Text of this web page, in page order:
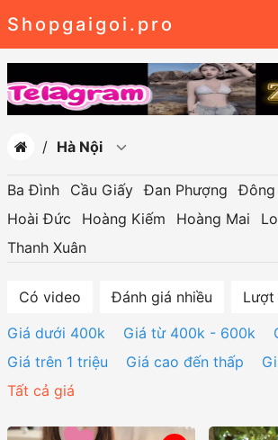
Shopgaigoi.pro
Hà Nội
Ba Đình Cầu Giấy Đan Phượng Đông
Hoài Đức
Hoàng Kiếm Hoàng Mai
Thanh Xuân
Có video Đánh giá nhiều Lượt
Giá dưới 400k
Giá từ 400k - 600k
Giá trên 1 triệu
Giá cao đến thấp
Tất cả giá